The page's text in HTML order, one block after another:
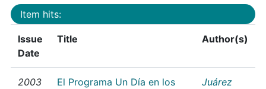
Item hits:
Issue
Date
Title Author(s)
2003
El Programa Un Día en los
Juárez